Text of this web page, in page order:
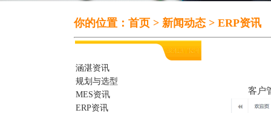
你的位置： 首页 > 新闻动态 > ERP资讯
涵湛资讯
规划与选型
MES资讯
ERP资讯
客户管